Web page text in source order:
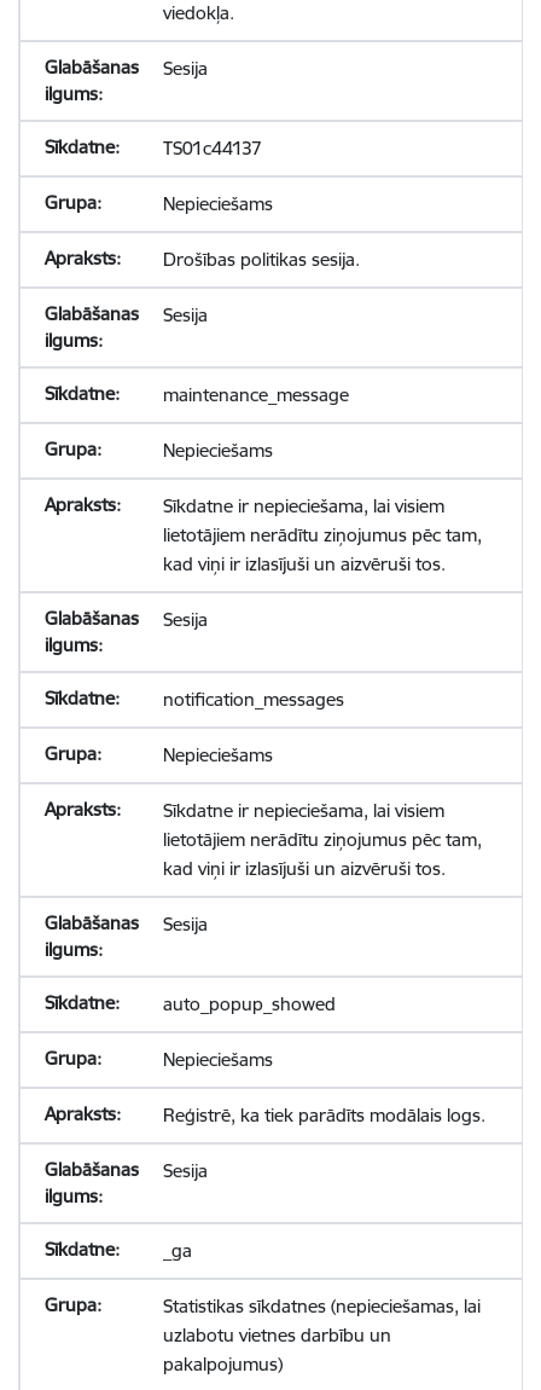
viedokļa.
Sesija
TS01c44137
Nepieciešams
Drošības politikas sesija.
Sesija
maintenance_message
Nepieciešams
Sīkdatne ir nepieciešama, lai visiem
lietotājiem nerādītu ziņojumus pēc tam,
kad viņi ir izlasījuši un aizvēruši tos.
Sesija
notification_messages
Nepieciešams
Sīkdatne ir nepieciešama, lai visiem
lietotājiem nerādītu ziņojumus pēc tam,
kad viņi ir izlasījuši un aizvēruši tos.
Sesija
auto_popup_showed
Nepieciešams
Reģistrē, ka tiek parādīts modālais logs.
Sesija
_ga
Statistikas sīkdatnes (nepieciešamas, lai
uzlabotu vietnes darbību un
pakalpojumus)